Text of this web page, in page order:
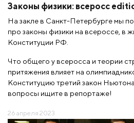
Законы физики: всеросс
На закле в Санкт-Петербурге мы
про законы физики на всероссе, в
Конституции РФ.
Что общего у всеросса и теории
притяжения влияет на
Конституцию третий закон
вопросы ищите в репортаже!
26 апреля 2023